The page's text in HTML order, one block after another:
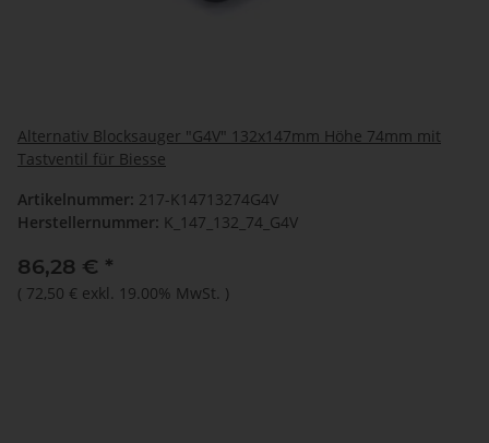
Alternativ Blocksauger "G4V" 132x147mm Höhe 74mm mit
Tastventil für Biesse
Artikelnummer: 217-K14713274G4V
Herstellernummer: K_147_132_74_G4V
86,28 € *
( 72,50 € exkl. 19.00% MwSt. )